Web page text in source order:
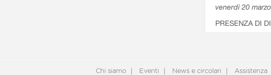
venerdì 20
PRESENZA DI
Chi siamo Eventi News e circolari Assistenza